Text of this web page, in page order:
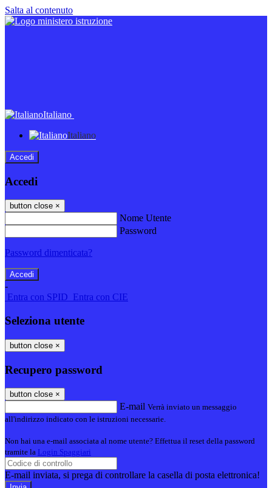
Salta al contenuto
Italiano
Italiano
Accedi
Accedi
button close ×
Nome Utente
Password
Password dimenticata?
-
Entra con SPID Entra con CIE
Seleziona utente
button close ×
Recupero password
button close ×
E-mail Verrà inviato un messaggio
all'indirizzo indicato con le istruzioni necessarie.
Non hai una e-mail associata al nome utente? Effettua il reset della password
tramite la Login Spaggiari
E-mail inviata, si prega di controllare la casella di posta elettronica!